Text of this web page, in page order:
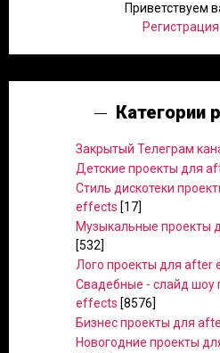
Приветствуем
Регистрация
Категории
Закрытый Телеграм
Детские проекты для
Стиль дискотеки
effects [17]
Музыкальные проекты
[532]
Лого проекты для after
Свадебные - слайд шоу
effects [8576]
Бизнес проекты для
Новогодние проекты